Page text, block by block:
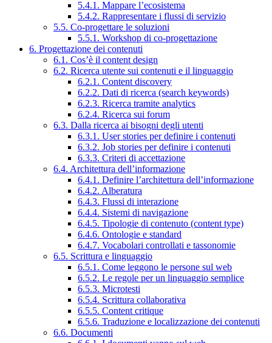
5.4.1. Mappare l’ecosistema
5.4.2. Rappresentare i flussi di servizio
5.5. Co-progettare le soluzioni
5.5.1. Workshop di co-progettazione
6. Progettazione dei contenuti
6.1. Cos’è il content design
6.2. Ricerca utente sui contenuti e il linguaggio
6.2.1. Content discovery
6.2.2. Dati di ricerca (search keywords)
6.2.3. Ricerca tramite analytics
6.2.4. Ricerca sui forum
6.3. Dalla ricerca ai bisogni degli utenti
6.3.1. User stories per definire i contenuti
6.3.2. Job stories per definire i contenuti
6.3.3. Criteri di accettazione
6.4. Architettura dell’informazione
6.4.1. Definire l’architettura dell’informazione
6.4.2. Alberatura
6.4.3. Flussi di interazione
6.4.4. Sistemi di navigazione
6.4.5. Tipologie di contenuto (content type)
6.4.6. Ontologie e standard
6.4.7. Vocabolari controllati e tassonomie
6.5. Scrittura e linguaggio
6.5.1. Come leggono le persone sul web
6.5.2. Le regole per un linguaggio semplice
6.5.3. Microtesti
6.5.4. Scrittura collaborativa
6.5.5. Content critique
6.5.6. Traduzione e localizzazione dei contenuti
6.6. Documenti